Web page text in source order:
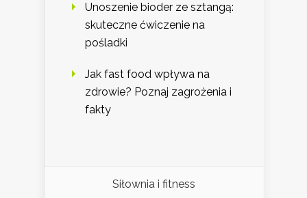
Unoszenie bioder ze sztangą:
skuteczne ćwiczenie na
pośladki
Jak fast food wpływa na
zdrowie? Poznaj zagrożenia i
fakty
Siłownia i fitness